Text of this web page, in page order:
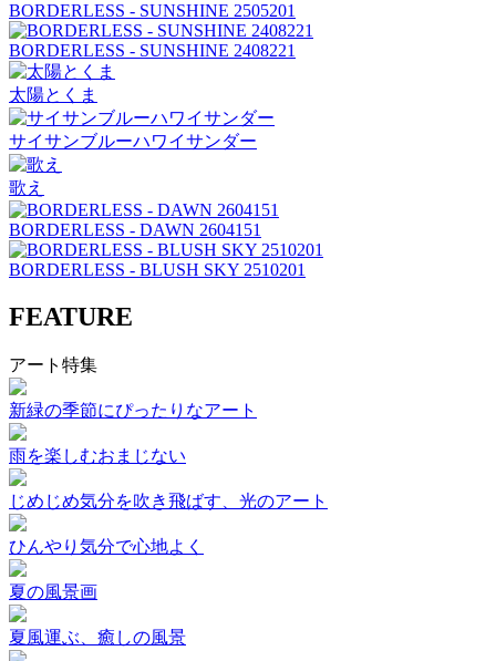
BORDERLESS - SUNSHINE 2505201
BORDERLESS - SUNSHINE 2408221
太陽とくま
サイサンブルーハワイサンダー
歌え
BORDERLESS - DAWN 2604151
BORDERLESS - BLUSH SKY 2510201
FEATURE
アート特集
新緑の季節にぴったりなアート
雨を楽しむおまじない
じめじめ気分を吹き飛ばす、光のアート
ひんやり気分で心地よく
夏の風景画
夏風運ぶ、癒しの風景